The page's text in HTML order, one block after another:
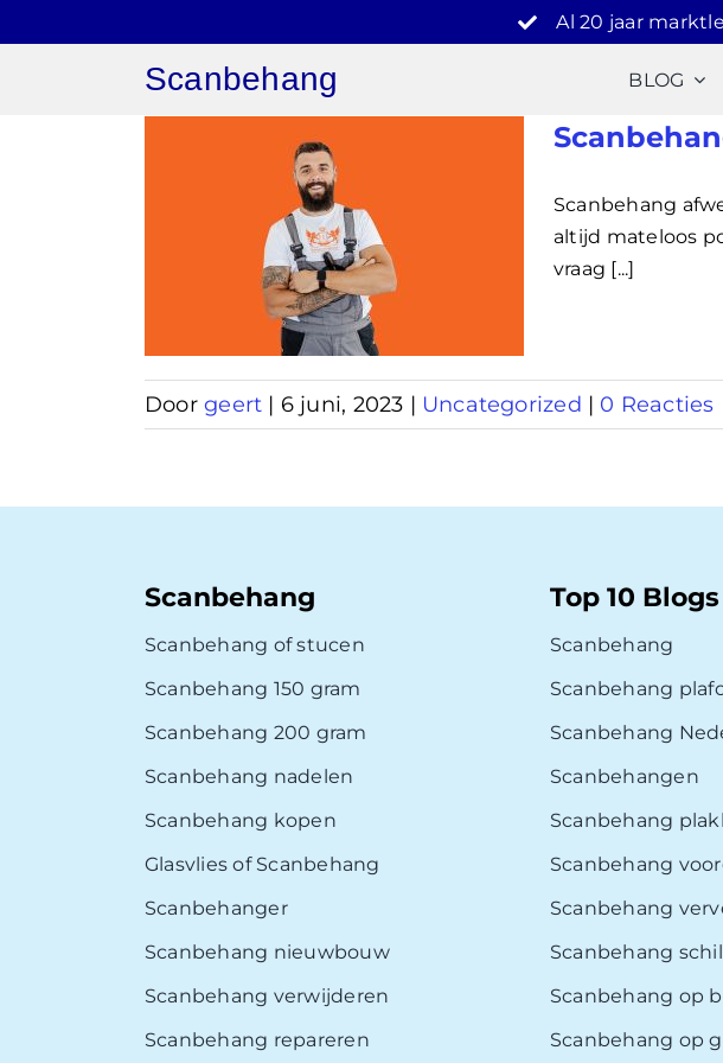
naar
Al 20 jaar
Scanbehang BLOG
Scanbehang
altijd mateloos
vraag [...]
Doorgeert | 6 juni, 2023 | Uncategorized | 0 Reacties
Scanbehang
Scanbehang of stucen
Scanbehang 150 gram
Scanbehang 200 gram
Scanbehang nadelen
Scanbehang kopen
Glasvlies of Scanbehang
Scanbehanger
Scanbehang nieuwbouw
Scanbehang verwijderen
Scanbehang repareren
Top 10 Blogs
Scanbehang
Scanbehang
Scanbehang
Scanbehangen
Scanbehang
Scanbehang
Scanbehang
Scanbehang
Scanbehang op
Scanbehang op